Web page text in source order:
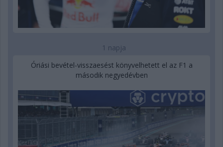
1 napja
Óriási bevétel-visszaesést könyvelhetett el az F1 a
második negyedévben